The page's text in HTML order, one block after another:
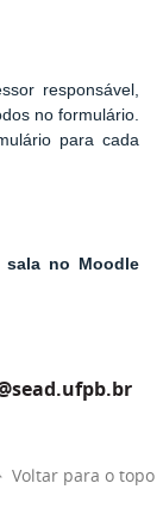
responsável,
no formulário.
para cada
sala no Moodle
Voltar para o topo